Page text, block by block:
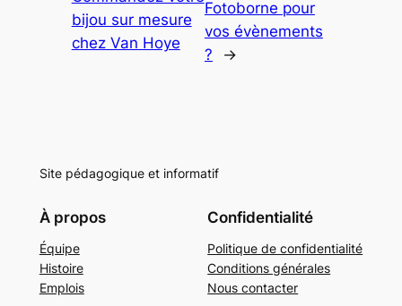
bijou sur mesure
chez Van Hoye
Fotoborne pour
vos évènements
?
→
Site pédagogique et informatif
À propos
Équipe
Histoire
Emplois
Confidentialité
Politique de confidentialité
Conditions générales
Nous contacter